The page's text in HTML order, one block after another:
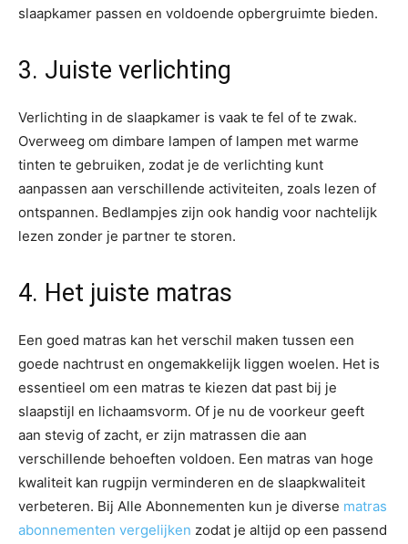
slaapkamer passen en voldoende opbergruimte bieden.
3. Juiste verlichting
Verlichting in de slaapkamer is vaak te fel of te zwak.
Overweeg om dimbare lampen of lampen met warme
tinten te gebruiken, zodat je de verlichting kunt
aanpassen aan verschillende activiteiten, zoals lezen of
ontspannen. Bedlampjes zijn ook handig voor nachtelijk
lezen zonder je partner te storen.
4. Het juiste matras
Een goed matras kan het verschil maken tussen een
goede nachtrust en ongemakkelijk liggen woelen. Het is
essentieel om een matras te kiezen dat past bij je
slaapstijl en lichaamsvorm. Of je nu de voorkeur geeft
aan stevig of zacht, er zijn matrassen die aan
verschillende behoeften voldoen. Een matras van hoge
kwaliteit kan rugpijn verminderen en de slaapkwaliteit
verbeteren. Bij Alle Abonnementen kun je diverse matras
abonnementen vergelijken zodat je altijd op een passend